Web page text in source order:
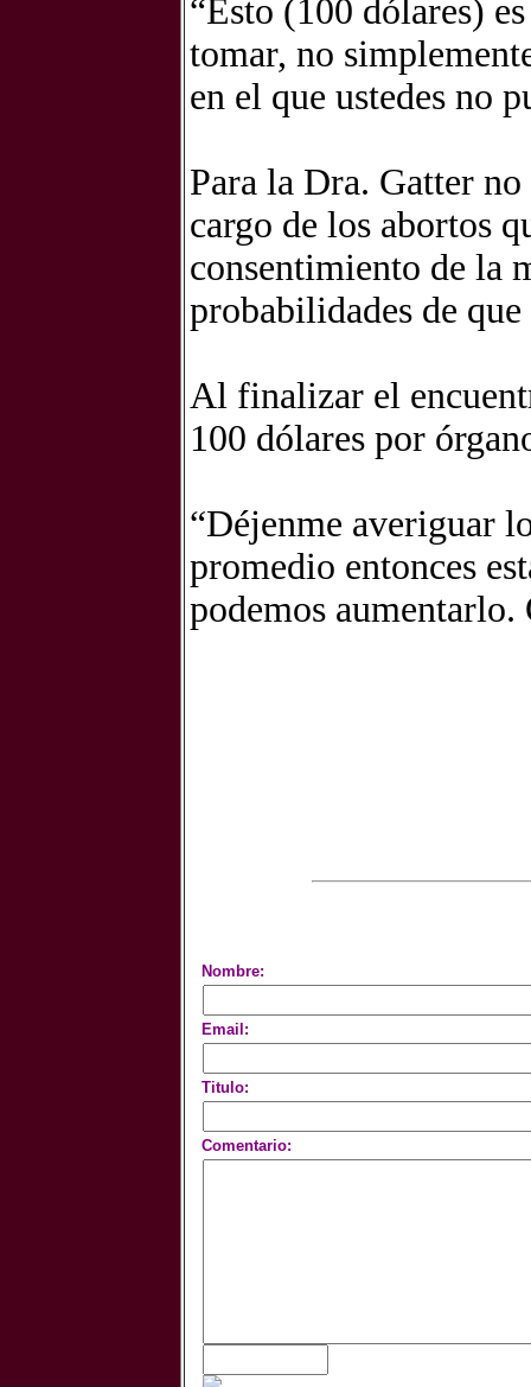
“Esto (100 dólares)
tomar, no
en el que ustedes no
Para la Dra. Gatter
cargo de los abortos
consentimiento de la
probabilidades de
Al finalizar el
100 dólares por
“Déjenme averiguar
promedio entonces
podemos
Nombre:
Email:
Titulo:
Comentario: